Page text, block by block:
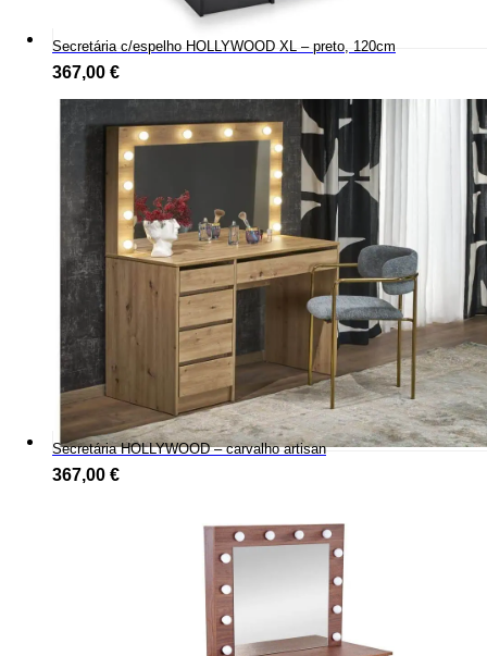
Secretária c/espelho HOLLYWOOD XL – preto, 120cm
367,00 €
Secretária HOLLYWOOD – carvalho artisan
367,00 €